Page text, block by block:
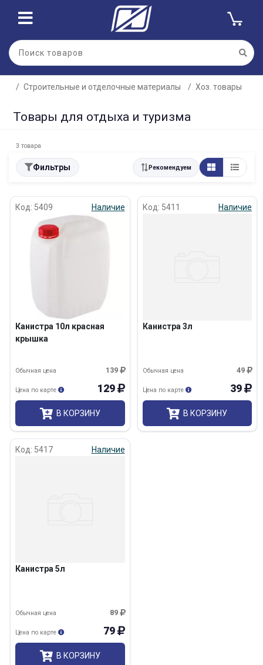
Строительные и отделочные материалы Хоз. товары
Товары для отдыха и туризма
3 товара
Фильтры Рекомендуем
Код: 5409 Наличие
Канистра 10л красная
крышка
139
Обычная цена
129
Цена по карте
В КОРЗИНУ
Код: 5411 Наличие
Канистра 3л
49
Обычная цена
39
Цена по карте
В КОРЗИНУ
Код: 5417 Наличие
Канистра 5л
89
Обычная цена
79
Цена по карте
В КОРЗИНУ